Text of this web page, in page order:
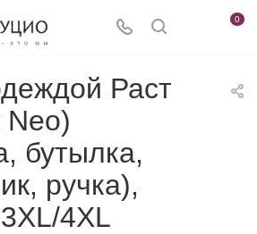
0
Раст
бутылка,
ручка),
4XL